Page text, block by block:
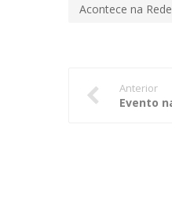
Acontece na Rede
Anterior